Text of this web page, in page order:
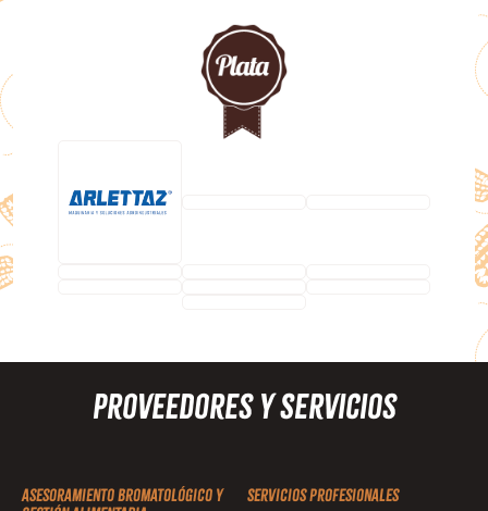
Proveedores y Servicios
Asesoramiento Bromatológico y
Servicios profesionales